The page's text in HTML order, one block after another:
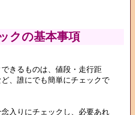
クの基本事項
きるものは、値段・走行距
、誰にでも簡単にチェックで
入りにチェックし、必要あれ